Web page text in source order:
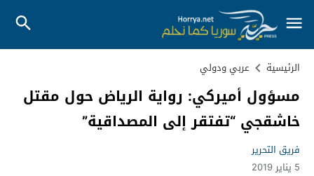
الرئيسية عربي ودولي
مسؤول أميركي: رواية الرياض حول مقتل
خاشقجي “تفتقر إلى المصداقية”
فريق التحرير
5 يناير 2019